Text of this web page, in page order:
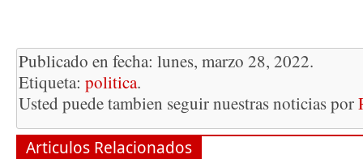
Publicado en fecha: lunes, marzo 28, 2022.
Etiqueta: politica.
Usted puede tambien seguir nuestras noticias por
Articulos Relacionados